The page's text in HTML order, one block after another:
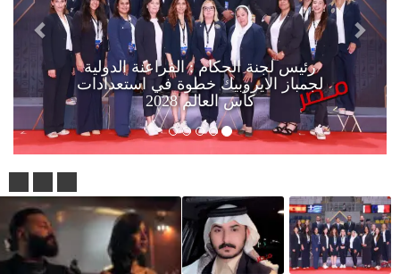
رئيس لجنة الحكام : الفراعنة الدولية
لجمباز الايروبيك خطوة في استعدادات
كأس العالم 2028